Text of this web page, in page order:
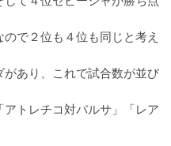
で２位も４位も同じと考え
あり、これで試合数が並び
トレチコ対バルサ」「レア